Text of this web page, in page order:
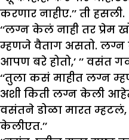
करणार नाहीए.’’ ती हसली.
‘‘लग्न केलं नाही तर प्रेम
म्हणजे वैताग असतो. लग्न
आपण बरे होतो,’ ’’ वसंत
‘‘तुला कसं माहीत लग्न
अशी किती लग्न केली आहेत
वसंतने डोळा मारत म्हटलं,
केलीएत.’’